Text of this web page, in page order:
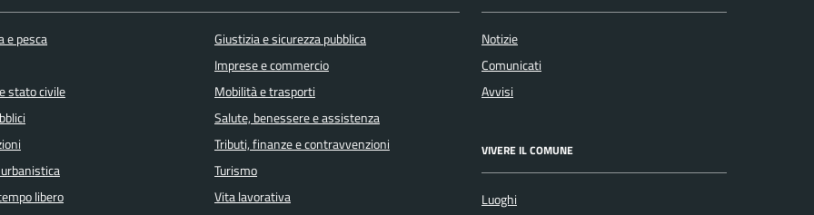
e pesca
stato civile
libero
Giustizia e sicurezza pubblica
Imprese e commercio
Mobilità e trasporti
Salute, benessere e assistenza
Tributi, finanze e contravvenzioni
Turismo
Vita lavorativa
Notizie
Comunicati
Avvisi
VIVERE IL COMUNE
Luoghi